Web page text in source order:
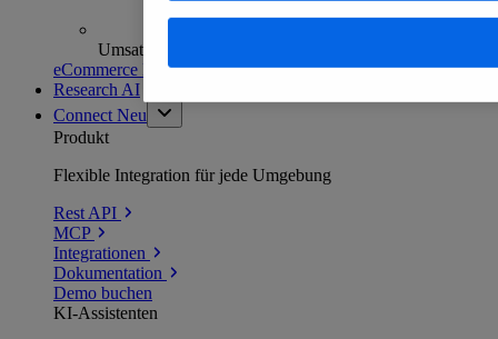
Umsatzanalysen und -prognosen
eCommerce Insights entdecken
Research AI
Connect Neu
Produkt
Flexible Integration für jede Umgebung
Rest API
MCP
Integrationen
Dokumentation
Demo buchen
KI-Assistenten